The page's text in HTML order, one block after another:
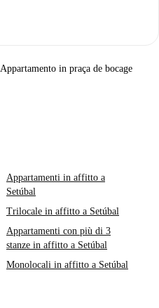
Appartamento in praça de bocage
Appartamenti in affitto a
Setúbal
Trilocale in affitto a Setúbal
Appartamenti con più di 3
stanze in affitto a Setúbal
Monolocali in affitto a Setúbal